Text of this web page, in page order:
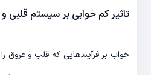
تاثیر کم خوابی بر سیستم قلبی
خواب بر فرآیندهایی که قلب و عروق